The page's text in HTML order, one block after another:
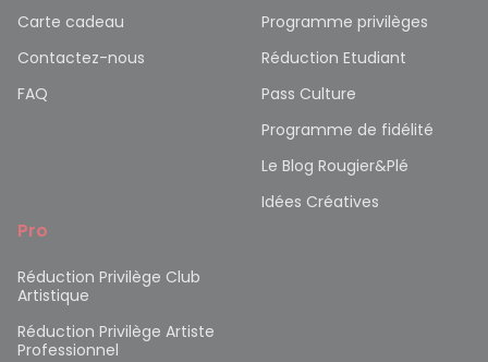
Carte cadeau
Contactez-nous
FAQ
Programme privilèges
Réduction Etudiant
Pass Culture
Programme de fidélité
Le Blog Rougier&Plé
Idées Créatives
Pro
Réduction Privilège Club
Artistique
Réduction Privilège Artiste
Professionnel